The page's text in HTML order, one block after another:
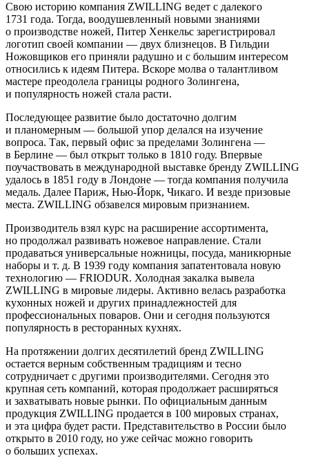
Свою историю компания ZWILLING ведет с далекого
1731 года. Тогда, воодушевленный новыми знаниями
о производстве ножей, Питер Хенкельс зарегистрировал
логотип своей компании — двух близнецов. В Гильдии
Ножовщиков его приняли радушно и с большим интересом
относились к идеям Питера. Вскоре молва о талантливом
мастере преодолела границы родного Золингена,
и популярность ножей стала расти.
Последующее развитие было достаточно долгим
и планомерным — большой упор делался на изучение
вопроса. Так, первый офис за пределами Золингена —
в Берлине — был открыт только в 1810 году. Впервые
поучаствовать в международной выставке бренду ZWILLING
удалось в 1851 году в Лондоне — тогда компания получила
медаль. Далее Париж, Нью-Йорк, Чикаго. И везде призовые
места. ZWILLING обзавелся мировым признанием.
Производитель взял курс на расширение ассортимента,
но продолжал развивать ножевое направление. Стали
продаваться универсальные ножницы, посуда, маникюрные
наборы и т. д. В 1939 году компания запатентовала новую
технологию — FRIODUR. Холодная закалка вывела
ZWILLING в мировые лидеры. Активно велась разработка
кухонных ножей и других принадлежностей для
профессиональных поваров. Они и сегодня пользуются
популярность в ресторанных кухнях.
На протяжении долгих десятилетий бренд ZWILLING
остается верным собственным традициям и тесно
сотрудничает с другими производителями. Сегодня это
крупная сеть компаний, которая продолжает расширяться
и захватывать новые рынки. По официальным данным
продукция ZWILLING продается в 100 мировых странах,
и эта цифра будет расти. Представительство в России было
открыто в 2010 году, но уже сейчас можно говорить
о больших успехах.